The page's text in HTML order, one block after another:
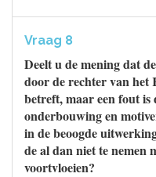
Vraag 8
Deelt u de mening dat
door de rechter van het
betreft, maar een fout is
onderbouwing en
in de beoogde
de al dan niet te nemen
voortvloeien?